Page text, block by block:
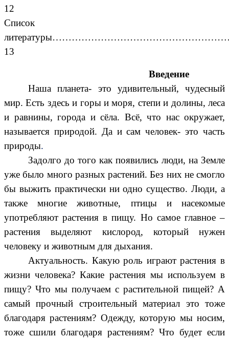
12
Список
13
Введение
Наша планета- это удивительный, чудесный
мир. Есть здесь и горы и моря, степи и долины, леса
и равнины, города и сёла. Всё, что нас окружает,
называется природой. Да и сам человек- это часть
природы.
Задолго до того как появились люди, на Земле
уже было много разных растений. Без них не смогло
бы выжить практически ни одно существо. Люди, а
также многие животные, птицы и насекомые
употребляют растения в пищу. Но самое главное –
растения выделяют кислород, который нужен
человеку и животным для дыхания.
Актуальность. Какую роль играют растения в
жизни человека? Какие растения мы используем в
пищу? Что мы получаем с растительной пищей? А
самый прочный строительный материал это тоже
благодаря растениям? Одежду, которую мы носим,
тоже сшили благодаря растениям? Что будет если